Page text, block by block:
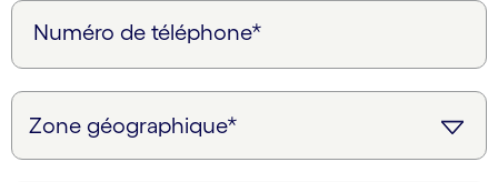
Numéro de téléphone*